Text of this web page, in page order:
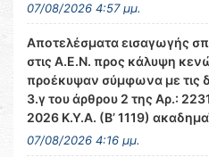
07/08/2026 4:57 μμ.
Αποτελέσματα εισαγωγής
στις Α.Ε.Ν. προς κάλυψη
προέκυψαν σύμφωνα με τις
3.γ του άρθρου 2 της Αρ.:
2026 Κ.Υ.Α. (Β’ 1119)
07/08/2026 4:16 μμ.